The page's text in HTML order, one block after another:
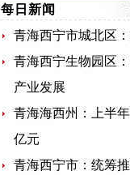
每日新闻
青海西宁市城北区
青海西宁生物园区
产业发展
青海海西州：上半
亿元
青海西宁市：统筹